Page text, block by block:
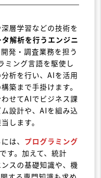
層学習などの技術を
解析を行うエンジニ
発・調査業務を担う
ミング言語を駆使し
析を行い、AIを活用
築まで手掛けます。
せてAIでビジネス課
設計や、AIを組み込
します。
は、 プログラミング
です。加えて、統計
スの基礎知識や、機